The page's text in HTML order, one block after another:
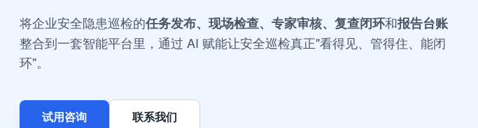
将企业安全隐患巡检的任务发布、现场检查、专家审核、复查闭环和报告台账
整合到一套智能平台里，通过 AI 赋能让安全巡检真正"看得见、管得住、能闭
环"。
试用咨询 联系我们